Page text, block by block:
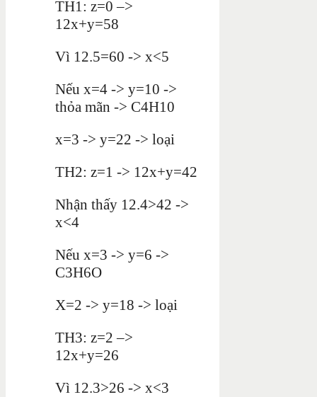
TH1: z=0 –>
12x+y=58
Vì 12.5=60 -> x<5
Nếu x=4 -> y=10 ->
thỏa mãn -> C4H10
x=3 -> y=22 -> loại
TH2: z=1 -> 12x+y=42
Nhận thấy 12.4>42 ->
x<4
Nếu x=3 -> y=6 ->
C3H6O
X=2 -> y=18 -> loại
TH3: z=2 –>
12x+y=26
Vì 12.3>26 -> x<3